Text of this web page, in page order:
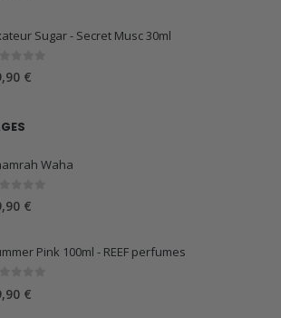
Sugar - Secret Musc 30ml
5
€
Waha
5
€
Pink 100ml - REEF perfumes
€